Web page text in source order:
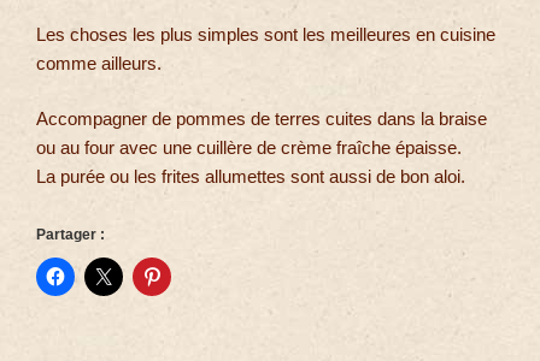
Les choses les plus simples sont les meilleures en cuisine
comme ailleurs.
Accompagner de pommes de terres cuites dans la braise
ou au four avec une cuillère de crème fraîche épaisse.
La purée ou les frites allumettes sont aussi de bon aloi.
Partager :